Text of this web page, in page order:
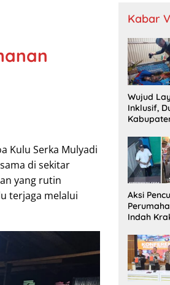
Kulu Serka Mulyadi
di sekitar
yang rutin
terjaga melalui
Kabar
Wujud
Inklusif,
Jemput
Warga
Dringu
Aksi
Indah